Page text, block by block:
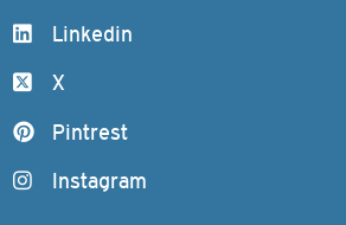
Linkedin
X
Pintrest
Instagram